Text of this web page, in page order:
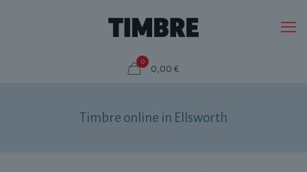
0
0,00 €
Timbre online in Ellsworth